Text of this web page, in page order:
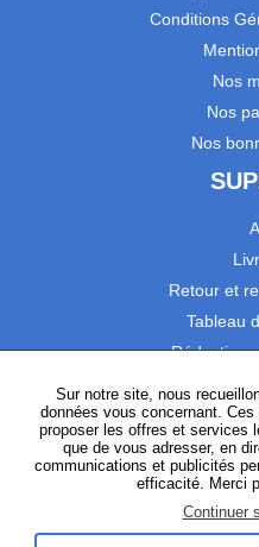
Conditions
Nos
Nos
Nos
Retour et
Tableau
Réduction
Sur notre site, nous
données vous concernant.
proposer les offres et services
que de vous adresser, en
communications et publicités
efficacité. Merci
Continuer